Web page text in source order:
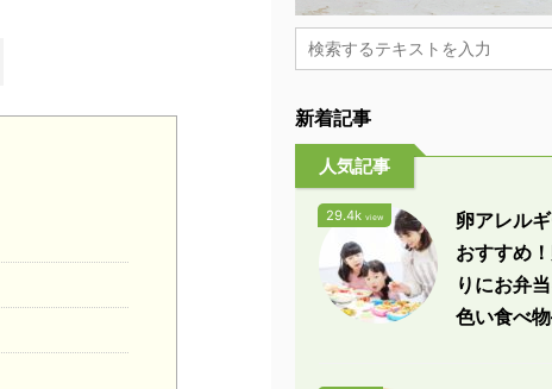
新着記事
人気記事
29.4k view
卵アレル
おすすめ
りにお弁
色い食べ